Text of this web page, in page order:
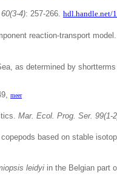
4): 257-266. hdl.handle.net/
reaction-transport model.
as determined by
meer
Mar. Ecol. Prog. Ser. 99(1-
based on stable
leidyi in the Belgian part